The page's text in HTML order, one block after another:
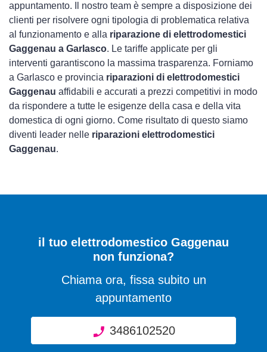
appuntamento. Il nostro team è sempre a disposizione dei
clienti per risolvere ogni tipologia di problematica relativa
al funzionamento e alla riparazione di elettrodomestici
Gaggenau a Garlasco. Le tariffe applicate per gli
interventi garantiscono la massima trasparenza. Forniamo
a Garlasco e provincia riparazioni di elettrodomestici
Gaggenau affidabili e accurati a prezzi competitivi in modo
da rispondere a tutte le esigenze della casa e della vita
domestica di ogni giorno. Come risultato di questo siamo
diventi leader nelle riparazioni elettrodomestici
Gaggenau.
il tuo elettrodomestico Gaggenau
non funziona?
Chiama ora, fissa subito un
appuntamento
3486102520